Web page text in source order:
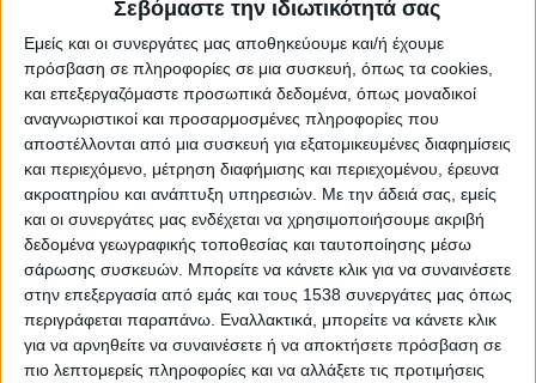
Σεβόμαστε την ιδιωτικότητά σας
Εμείς και οι συνεργάτες μας αποθηκεύουμε και/ή έχουμε
πρόσβαση σε πληροφορίες σε μια συσκευή, όπως τα cookies,
και επεξεργαζόμαστε προσωπικά δεδομένα, όπως μοναδικοί
αναγνωριστικοί και προσαρμοσμένες πληροφορίες που
αποστέλλονται από μια συσκευή για εξατομικευμένες διαφημίσεις
και περιεχόμενο, μέτρηση διαφήμισης και περιεχομένου, έρευνα
ακροατηρίου και ανάπτυξη υπηρεσιών. Με την άδειά σας, εμείς
και οι συνεργάτες μας ενδέχεται να χρησιμοποιήσουμε ακριβή
δεδομένα γεωγραφικής τοποθεσίας και ταυτοποίησης μέσω
σάρωσης συσκευών. Μπορείτε να κάνετε κλικ για να συναινέσετε
στην επεξεργασία από εμάς και τους 1538 συνεργάτες μας όπως
περιγράφεται παραπάνω. Εναλλακτικά, μπορείτε να κάνετε κλικ
για να αρνηθείτε να συναινέσετε ή να αποκτήσετε πρόσβαση σε
πιο λεπτομερείς πληροφορίες και να αλλάξετε τις προτιμήσεις
POSTED
IN
Π.Δ.Ε.
Οχυρώνεται η Φορμίκουλα